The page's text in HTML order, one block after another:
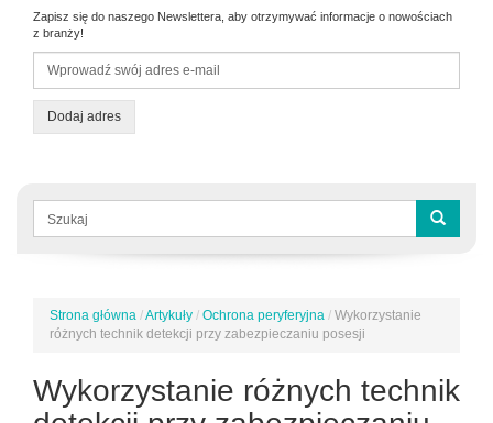
Zapisz się do naszego Newslettera, aby otrzymywać informacje o nowościach
z branży!
Dodaj adres
Formularz
wyszukiwania
Jesteś
tutaj
Strona główna /Artykuły / Ochrona peryferyjna / Wykorzystanie
różnych technik detekcji przy zabezpieczaniu posesji
Wykorzystanie różnych technik